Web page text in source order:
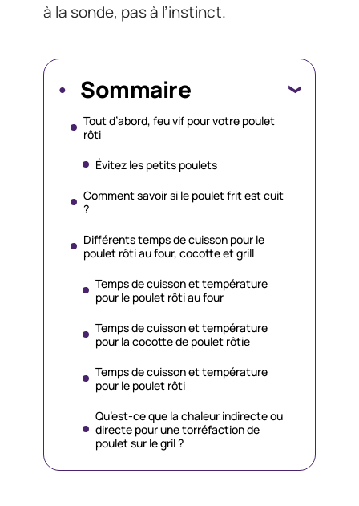
à la sonde, pas à l’instinct.
Sommaire
Tout d’abord, feu vif pour votre poulet
rôti
Évitez les petits poulets
Comment savoir si le poulet frit est cuit
?
Différents temps de cuisson pour le
poulet rôti au four, cocotte et grill
Temps de cuisson et température
pour le poulet rôti au four
Temps de cuisson et température
pour la cocotte de poulet rôtie
Temps de cuisson et température
pour le poulet rôti
Qu’est-ce que la chaleur indirecte ou
directe pour une torréfaction de
poulet sur le gril ?